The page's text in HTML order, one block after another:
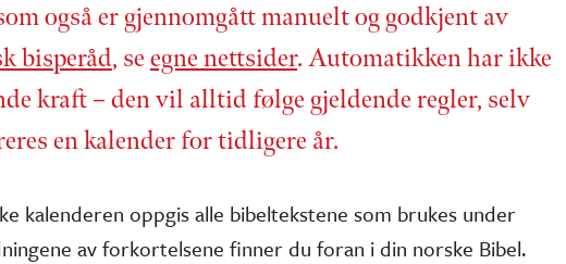
også er gjennom­gått manuelt og godkjent av
bisperåd, se egne nettsider. Automatikken har ikke
kraft – den vil alltid følge gjeldende regler, selv
en kalender for tidligere år.
kalenderen oppgis alle bibel­tekstene som brukes under
av forkortelsene finner du foran i din norske Bibel.